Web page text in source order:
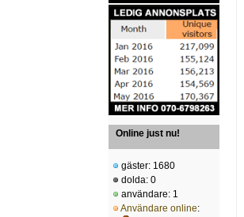
Online just nu!
gäster: 1680
dolda: 0
användare: 1
Användare online: